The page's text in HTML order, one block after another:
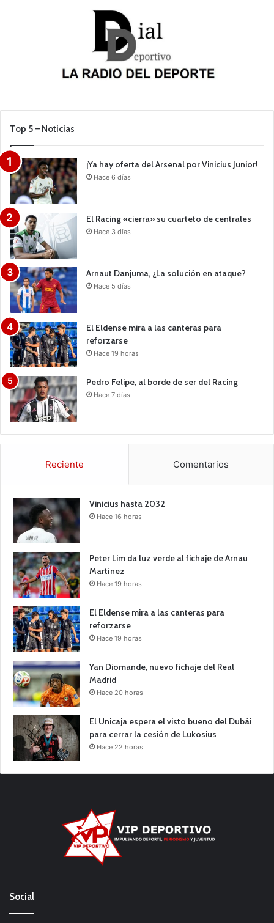
Top 5 – Noticias
¡Ya hay oferta del Arsenal por Vinicius Junior!
Hace 6 días
El Racing «cierra» su cuarteto de centrales
Hace 3 días
Arnaut Danjuma, ¿La solución en ataque?
Hace 5 días
El Eldense mira a las canteras para
reforzarse
Hace 19 horas
Pedro Felipe, al borde de ser del Racing
Hace 7 días
Reciente Comentarios
Vinicius hasta 2032
Hace 16 horas
Peter Lim da luz verde al fichaje de Arnau
Martínez
Hace 19 horas
El Eldense mira a las canteras para
reforzarse
Hace 19 horas
Yan Diomande, nuevo fichaje del Real
Madrid
Hace 20 horas
El Unicaja espera el visto bueno del Dubái
para cerrar la cesión de Lukosius
Hace 22 horas
Social